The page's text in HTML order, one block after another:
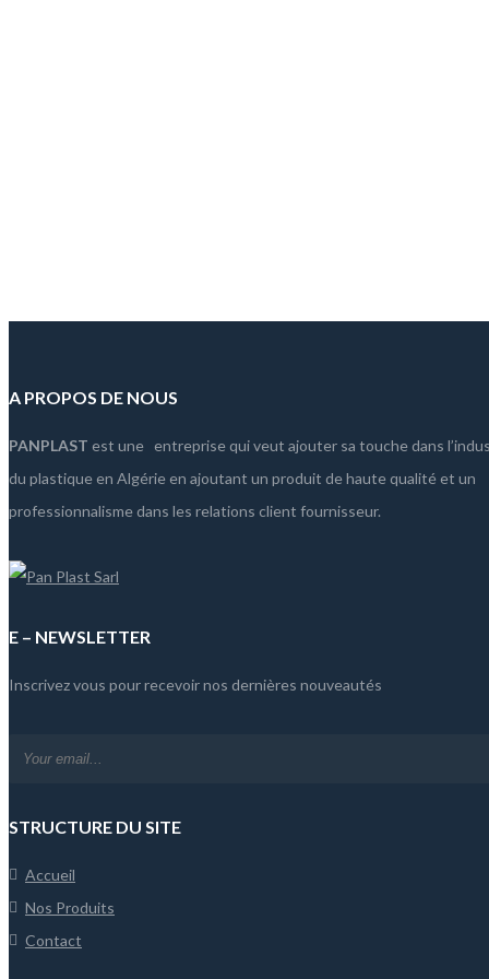
A PROPOS DE NOUS
PANPLAST est une entreprise qui veut ajouter sa touche dans
du plastique en Algérie en ajoutant un produit de haute qualité et un
professionnalisme dans les relations client fournisseur.
E – NEWSLETTER
Inscrivez vous pour recevoir nos dernières nouveautés
STRUCTURE DU SITE
Accueil
Nos Produits
Contact